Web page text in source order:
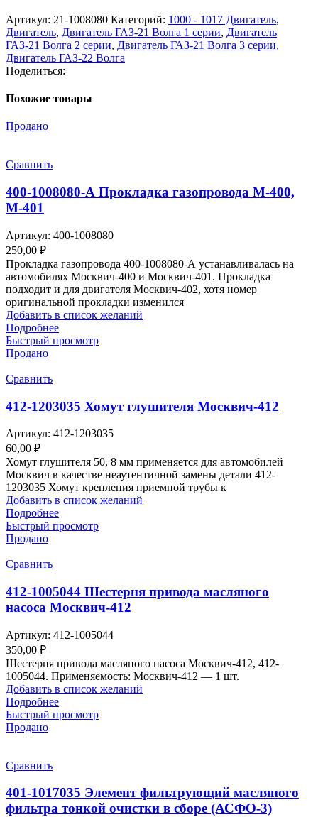
Артикул: 21-1008080 Категорий: 1000 - 1017 Двигатель,
Двигатель, Двигатель ГАЗ-21 Волга 1 серии, Двигатель
ГАЗ-21 Волга 2 серии, Двигатель ГАЗ-21 Волга 3 серии,
Двигатель ГАЗ-22 Волга
Поделиться:
Похожие товары
Продано
Сравнить
400-1008080-А Прокладка газопровода М-400,
М-401
Артикул: 400-1008080
250,00 ₽
Прокладка газопровода 400-1008080-А устанавливалась на
автомобилях Москвич-400 и Москвич-401. Прокладка
подходит и для двигателя Москвич-402, хотя номер
оригинальной прокладки изменился
Добавить в список желаний
Подробнее
Быстрый просмотр
Продано
Сравнить
412-1203035 Хомут глушителя Москвич-412
Артикул: 412-1203035
60,00 ₽
Хомут глушителя 50, 8 мм применяется для автомобилей
Москвич в качестве неаутентичной замены детали 412-
1203035 Хомут крепления приемной трубы к
Добавить в список желаний
Подробнее
Быстрый просмотр
Продано
Сравнить
412-1005044 Шестерня привода масляного
насоса Москвич-412
Артикул: 412-1005044
350,00 ₽
Шестерня привода масляного насоса Москвич-412, 412-
1005044. Применяемость: Москвич-412 — 1 шт.
Добавить в список желаний
Подробнее
Быстрый просмотр
Продано
Сравнить
401-1017035 Элемент фильтрующий масляного
фильтра тонкой очистки в сборе (АСФО-3)